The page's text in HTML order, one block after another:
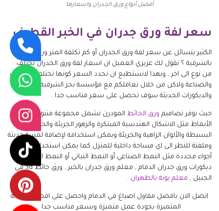
أفضل أنواع ورق الجدران واسعارها
سعر لفة ورق جدران في الخبر القطيف
الكثير يتسائل عن سعر لفة ورق الجدران أو كم تكلفة المتر ورق الجدران
بالشرقية ؟ نقول لك عزيزي العميل ان اسعار لفة ورق الجدران تختلف
من نوع الى اخر , وبهذا لانستطيع ان نحدد السعر كونها تختلف بالخامات
والصناعة ولاكن من خلال تعاملكم مع مؤسسة بحر الشرقية للدهانات
والديكورات الحديثة سوف تحصل على سعر مناسب جدا .
حيث نوفر تصاميم ورق الحائط المودرن تشمل مجموعة متنوعة من
الأنماط مثل الاشكال الهندسية المبتكرة والزهور الجريئة والخطوط
البسيطة والألوان الزاهية والجريئة ويمكن استخدامه لإضافة لمسة حديثة
وملفتة للنظر الى اي مساحة داخلية للمنزل كما يمكن استخدامه لانشاء
أجواء محددة مثل النمط الصناعي أو النمط النباتي أو النمط الغربي ,
ديكورات ورق جدران الدمام , معلم ورق جدران بالخبر , ورق حائط 3d في
الجبيل , معلم بوية بالظهران .
اتصل الان بافضل مقاول اصباغ في الدمام واحصل على افضل خدماتة
المتميزة بجودة عمل متميزة وبسعر مناسب جدا .